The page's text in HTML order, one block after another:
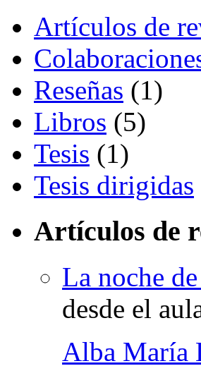
Artículos de
Reseñas (1)
Libros (5)
Tesis (1)
Tesis dirigidas
Artículos de
La noche
desde el
Alba María